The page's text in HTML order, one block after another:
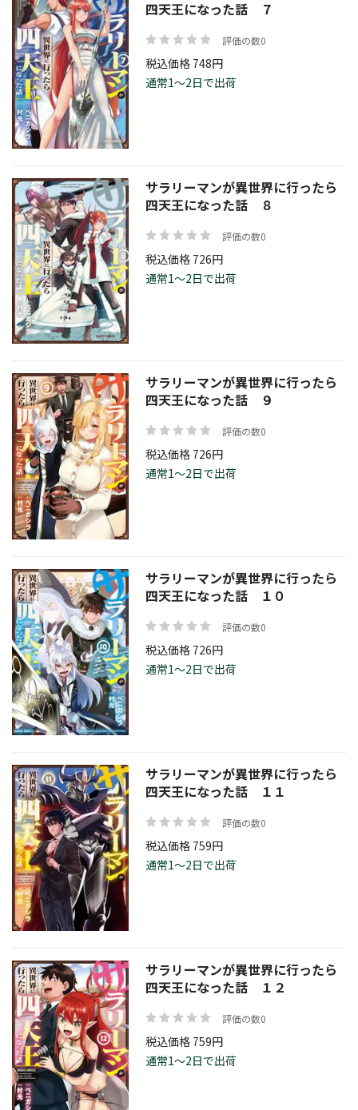
四天王になった話 ７
評価の数0
税込価格 748円
通常1～2日で出荷
サラリーマンが異世界に行ったら
四天王になった話 ８
評価の数0
税込価格 726円
通常1～2日で出荷
サラリーマンが異世界に行ったら
四天王になった話 ９
評価の数0
税込価格 726円
通常1～2日で出荷
サラリーマンが異世界に行ったら
四天王になった話 １０
評価の数0
税込価格 726円
通常1～2日で出荷
サラリーマンが異世界に行ったら
四天王になった話 １１
評価の数0
税込価格 759円
通常1～2日で出荷
サラリーマンが異世界に行ったら
四天王になった話 １２
評価の数0
税込価格 759円
通常1～2日で出荷